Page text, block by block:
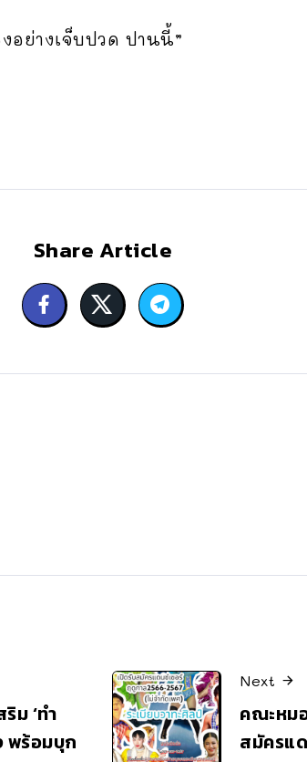
ย่างเจ็บปวด ปานนี้”
Share Article
ม ‘ทำ
พร้อมบุก
Next
คณะหม
สมัครแ